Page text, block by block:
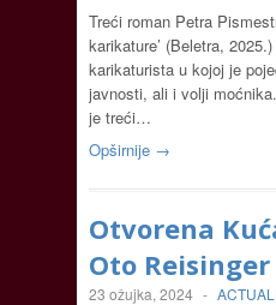
Treći roman Petra
karikature’ (Beletra,
karikaturista u kojoj je
javnosti, ali i volji
je treći…
Opširnije →
Otvorena
Oto Reisinger
23 ožujka, 2024 -